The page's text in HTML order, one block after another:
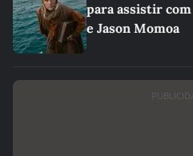
para assistir
e Jason Momoa